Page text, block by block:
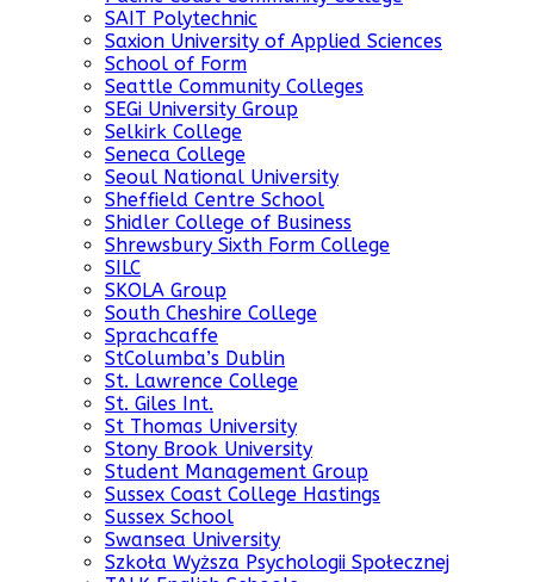
SAIT Polytechnic
Saxion University of Applied Sciences
School of Form
Seattle Community Colleges
SEGi University Group
Selkirk College
Seneca College
Seoul National University
Sheffield Centre School
Shidler College of Business
Shrewsbury Sixth Form College
SILC
SKOLA Group
South Cheshire College
Sprachcaffe
StColumba’s Dublin
St. Lawrence College
St. Giles Int.
St Thomas University
Stony Brook University
Student Management Group
Sussex Coast College Hastings
Sussex School
Swansea University
Szkoła Wyższa Psychologii Społecznej